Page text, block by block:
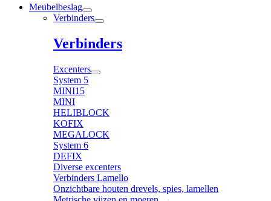
Meubelbeslag
Verbinders
Verbinders
Excenters
System 5
MINI15
MINI
HELIBLOCK
KOFIX
MEGALOCK
System 6
DEFIX
Diverse excenters
Verbinders Lamello
Onzichtbare houten drevels, spies, lamellen